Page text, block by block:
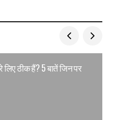
लिए ठीक हैं? 5 बातें जिन पर